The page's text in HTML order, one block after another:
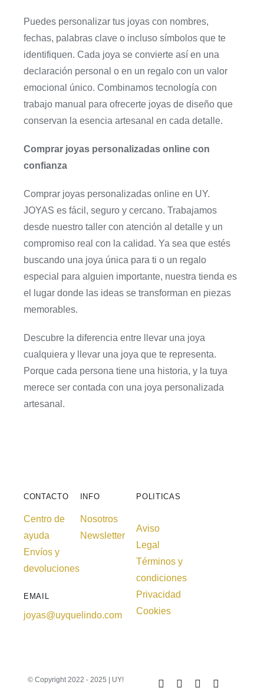
Puedes personalizar tus joyas con nombres,
fechas, palabras clave o incluso símbolos que te
identifiquen. Cada joya se convierte así en una
declaración personal o en un regalo con un valor
emocional único. Combinamos tecnología con
trabajo manual para ofrecerte joyas de diseño que
conservan la esencia artesanal en cada detalle.
Comprar joyas personalizadas online con
confianza
Comprar joyas personalizadas online en UY.
JOYAS es fácil, seguro y cercano. Trabajamos
desde nuestro taller con atención al detalle y un
compromiso real con la calidad. Ya sea que estés
buscando una joya única para ti o un regalo
especial para alguien importante, nuestra tienda es
el lugar donde las ideas se transforman en piezas
memorables.
Descubre la diferencia entre llevar una joya
cualquiera y llevar una joya que te representa.
Porque cada persona tiene una historia, y la tuya
merece ser contada con una joya personalizada
artesanal.
CONTACTO
Centro de
ayuda
Envíos y
devoluciones
EMAIL
joyas@uyquelindo.com
INFO
Nosotros
Newsletter
POLITICAS
Aviso
Legal
Términos y
condiciones
Privacidad
Cookies
© Copyright 2022 - 2025 | UY!